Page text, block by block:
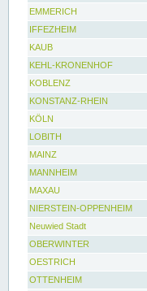
EMMERICH
IFFEZHEIM
KAUB
KEHL-KRONENHOF
KOBLENZ
KONSTANZ-RHEIN
KÖLN
LOBITH
MAINZ
MANNHEIM
MAXAU
NIERSTEIN-OPPENHEIM
Neuwied Stadt
OBERWINTER
OESTRICH
OTTENHEIM